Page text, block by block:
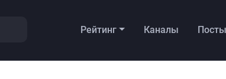
Рейтинг Каналы Посты